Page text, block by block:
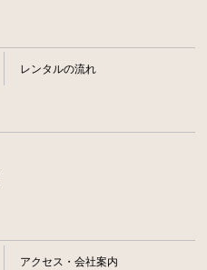
レンタルの流れ
アクセス・会社案内